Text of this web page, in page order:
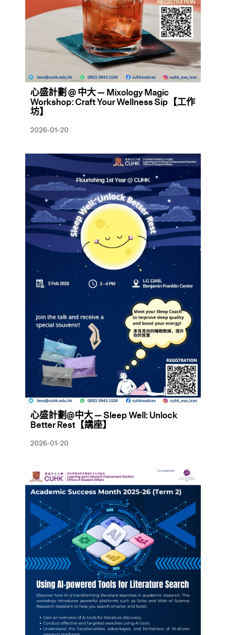
心盛計劃 @ 中大 — Mixology Magic
Workshop: Craft Your Wellness Sip【工作
坊】
2026-01-20
心盛計劃@中大 — Sleep Well: Unlock
Better Rest【講座】
2026-01-20